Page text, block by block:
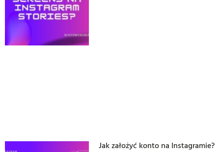
Jak założyć konto na Instagramie?